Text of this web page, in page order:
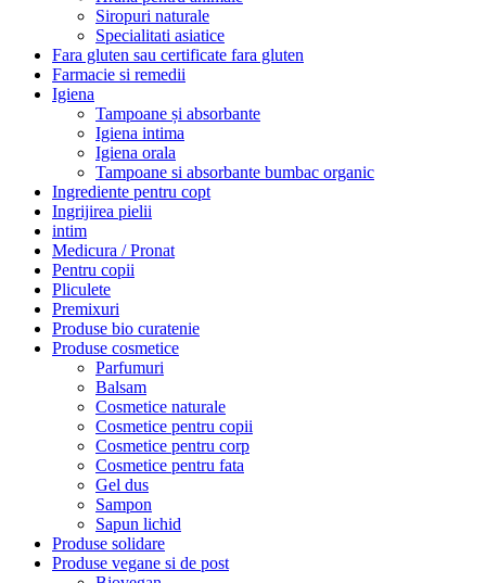
Siropuri naturale
Specialitati asiatice
Fara gluten sau certificate fara gluten
Farmacie si remedii
Igiena
Tampoane și absorbante
Igiena intima
Igiena orala
Tampoane si absorbante bumbac organic
Ingrediente pentru copt
Ingrijirea pielii
intim
Medicura / Pronat
Pentru copii
Pliculete
Premixuri
Produse bio curatenie
Produse cosmetice
Parfumuri
Balsam
Cosmetice naturale
Cosmetice pentru copii
Cosmetice pentru corp
Cosmetice pentru fata
Gel dus
Sampon
Sapun lichid
Produse solidare
Produse vegane si de post